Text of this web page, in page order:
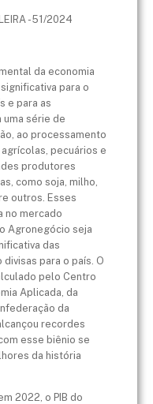
- 51/2024
da economia
para o
e para as
série de
ao processamento
pecuários e
produtores
como soja, milho,
outros. Esses
no mercado
Agronegócio seja
das
para o país. O
pelo Centro
Aplicada, da
da
recordes
esse biênio se
da história
2022, o PIB do